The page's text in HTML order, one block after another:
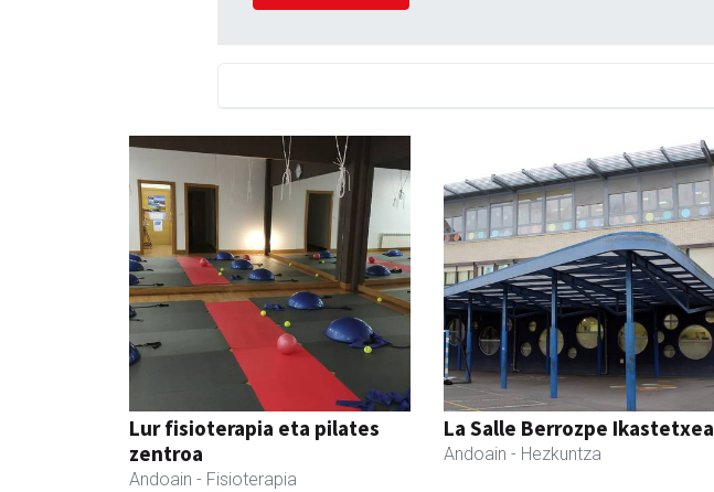
Lur fisioterapia eta pilates
zentroa
Andoain - Fisioterapia
La Salle Berrozpe Ikastetxea
Andoain - Hezkuntza